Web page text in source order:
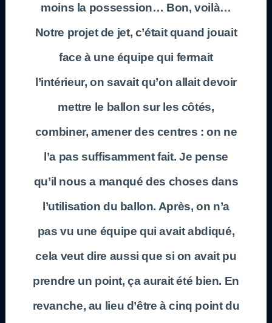
moins la possession… Bon, voilà…
Notre projet de jet, c’était quand jouait
face à une équipe qui fermait
l’intérieur, on savait qu’on allait devoir
mettre le ballon sur les côtés,
combiner, amener des centres : on ne
l’a pas suffisamment fait. Je pense
qu’il nous a manqué des choses dans
l’utilisation du ballon. Après, on n’a
pas vu une équipe qui avait abdiqué,
cela veut dire aussi que si on avait pu
prendre un point, ça aurait été bien. En
revanche, au lieu d’être à cinq point du